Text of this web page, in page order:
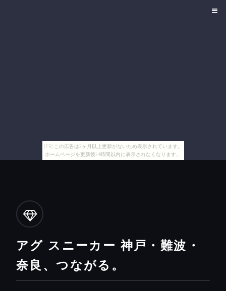
[PR] この広告は3ヶ月以上更新がないため表示されています。
ホームページを更新後24時間以内に表示されなくなります。
アグ スニーカー 神戸・難波・
奈良、つながる。